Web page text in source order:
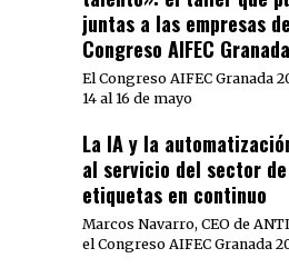
juntas a las empresas
Congreso AIFEC
El Congreso AIFEC Granada
14 al 16 de mayo
La IA y la
al servicio del sector
etiquetas en continuo
Marcos Navarro, CEO de
el Congreso AIFEC Granada